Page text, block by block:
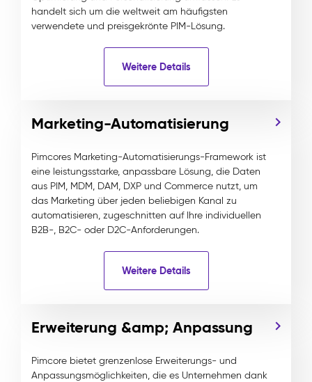
handelt sich um die weltweit am häufigsten
verwendete und preisgekrönte PIM-Lösung.
Weitere Details
Marketing-Automatisierung
Pimcores Marketing-Automatisierungs-Framework ist
eine leistungsstarke, anpassbare Lösung, die Daten
aus PIM, MDM, DAM, DXP und Commerce nutzt, um
das Marketing über jeden beliebigen Kanal zu
automatisieren, zugeschnitten auf Ihre individuellen
B2B-, B2C- oder D2C-Anforderungen.
Weitere Details
Erweiterung &amp; Anpassung
Pimcore bietet grenzenlose Erweiterungs- und
Anpassungsmöglichkeiten, die es Unternehmen dank